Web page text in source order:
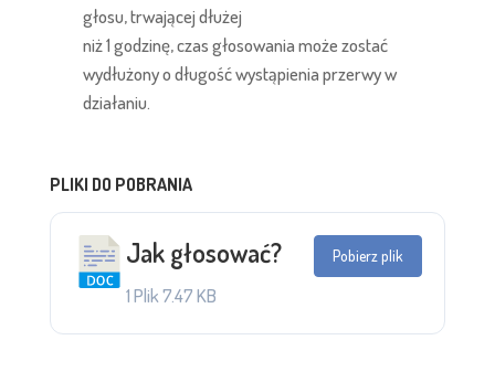
głosu, trwającej dłużej
niż 1 godzinę, czas głosowania może zostać
wydłużony o długość wystąpienia przerwy w
działaniu.
PLIKI DO POBRANIA
Jak głosować?
1 Plik7.47 KB
Pobierz plik